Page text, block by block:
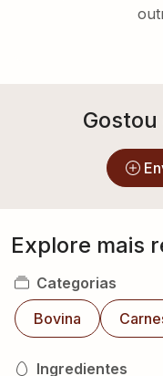
Explore mais
Categorias
Bovina
Ingredientes